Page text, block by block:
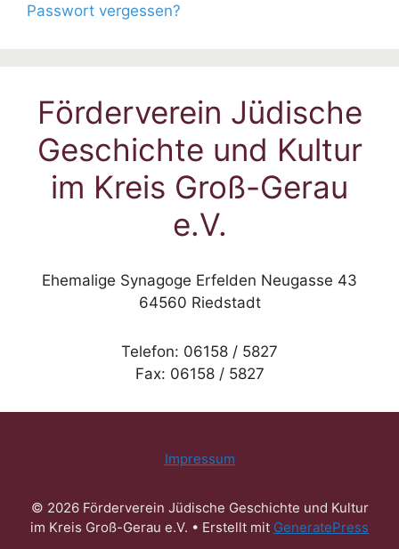
Passwort vergessen?
Förderverein Jüdische
Geschichte und Kultur
im Kreis Groß-Gerau
e.V.
Ehemalige Synagoge Erfelden Neugasse 43
64560 Riedstadt
Telefon: 06158 / 5827
Fax: 06158 / 5827
Impressum
© 2026 Förderverein Jüdische Geschichte und Kultur
im Kreis Groß-Gerau e.V. • Erstellt mit GeneratePress